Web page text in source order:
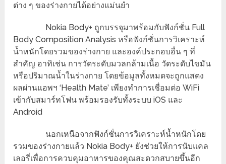
ต่าง ๆ ของร่างกายได้อย่างแม่นยำ
Nokia Body+ ถูกบรรจุมาพร้อมกับฟังก์ชั่น Full
Body Composition Analysis หรือฟังก์ชั่นการวิเคราะห์
น้ำหนักโดยรวมของร่างกาย และองค์ประกอบอื่น ๆ ที่
สำคัญ อาทิเช่น การวัดระดับมวลกล้ามเนื้อ วัดระดับไขมัน
หรือปริมาณน้ำในร่างกาย โดยข้อมูลทั้งหมดจะถูกแสดง
ผลผ่านแอพฯ ‘Health Mate’ เพียงทำการเชื่อมต่อ WiFi
เข้ากับสมาร์ทโฟน พร้อมรองรับทั้งระบบ iOS และ
Android
นอกเหนือจากฟังก์ชั่นการวิเคราะห์น้ำหนักโดย
รวมของร่างกายแล้ว Nokia Body+ ยังช่วยให้การนับแคล
เลอรี่เพื่อการควบคุมอาหารของคุณสะดวกสบายขึ้นอีก